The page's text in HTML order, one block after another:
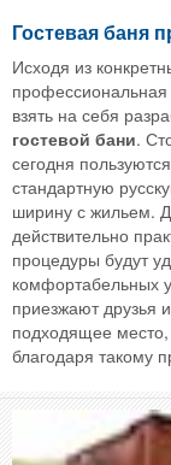
Гостевая баня
Исходя из
профессиональная
взять на себя
гостевой бани.
сегодня
стандартную
ширину с жильем.
действительно
процедуры будут
комфортабельных
приезжают друзья
подходящее место,
благодаря такому